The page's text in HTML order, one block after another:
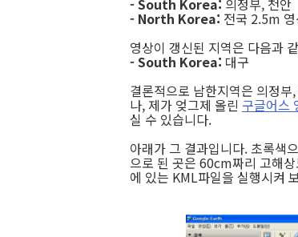
- South Korea: 의정부, 천안
- North Korea: 전국 2.5m
영상이 갱신된 지역은 다음과
- South Korea: 대구
결론적으로 남한지역은 의정
나, 제가 엊그제 올린 구글어스
실 수 있습니다.
아래가 그 결과입니다. 초록색
으로 된 곳은 60cm짜리 고해
에 있는 KML파일을 실행시켜